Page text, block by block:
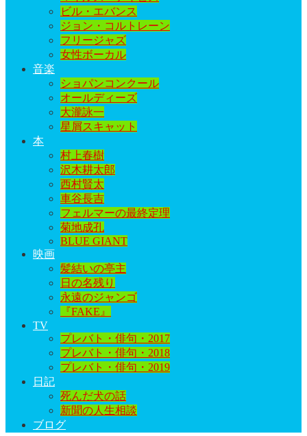
ビル・エバンス
ジョン・コルトレーン
フリージャズ
女性ボーカル
音楽
ショパンコンクール
オールディーズ
大瀧詠一
星屑スキャット
本
村上春樹
沢木耕太郎
西村賢太
車谷長吉
フェルマーの最終定理
菊地成孔
BLUE GIANT
映画
髪結いの亭主
日の名残り
永遠のジャンゴ
『FAKE』
TV
プレバト・俳句・2017
プレバト・俳句・2018
プレバト・俳句・2019
日記
死んだ犬の話
新聞の人生相談
ブログ